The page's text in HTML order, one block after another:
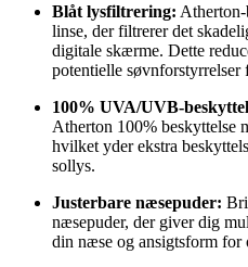
Blåt lysfiltrering:
linse, der filtrerer det
digitale skærme. Dette
potentielle søvnforstyrrelser
100% UVA/UVB-
Atherton 100% beskyttelse
hvilket yder ekstra
sollys.
Justerbare næsepuder:
næsepuder, der giver dig
din næse og ansigtsform for